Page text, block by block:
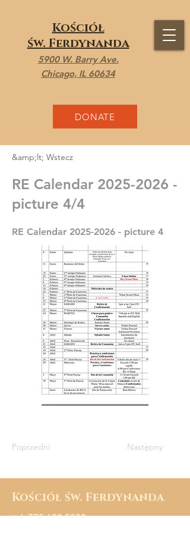
Kościół
św. Ferdynanda
5900 W. Barry Ave.
Chicago, IL 60634
DONATE
&amp;lt; Wstecz
RE Calendar 2025-2026 -
picture 4/4
RE Calendar 2025-2026 - picture 4
Poprzedni Następny
Kościół św. Ferdynanda
tel:773 622 5900